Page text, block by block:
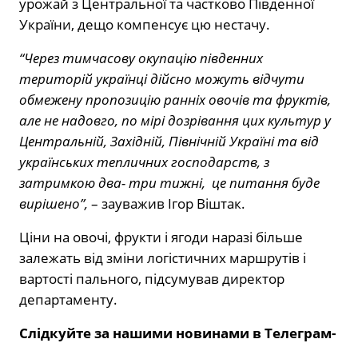
України, дещо компенсує цю нестачу.
“Через тимчасову окупацію південних
територій українці дійсно можуть відчути
обмежену пропозицію ранніх овочів та фруктів,
але не надовго, по мірі дозрівання цих культур у
Центральній, Західній, Північній Україні та від
українських тепличних господарств, з
затримкою два- три тижні, це питання буде
вирішено”, – зауважив Ігор Віштак.
Ціни на овочі, фрукти і ягоди наразі більше
залежать від зміни логістичних маршрутів і
вартості пального, підсумував директор
департаменту.
Слідкуйте за нашими новинами в Телеграм-